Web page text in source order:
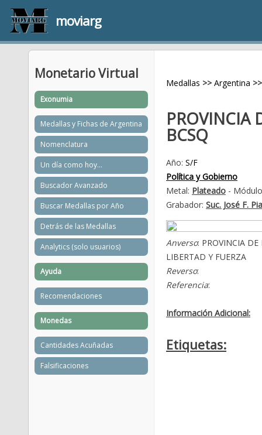
moviarg
Medallas >> Argentina >>
PROVINCIA
BCSQ
Año: S/F
Política y Gobierno
Metal: Plateado -
Grabador: Suc. José F.
Anverso: PROVINCIA DE
LIBERTAD Y FUERZA
Reverso:
Referencia:
Información Adicional:
Etiquetas:
Monetario Virtual
Exonumia
Medallas y Fichas de Argentina
Nomenclatura
Un día como hoy...
Buscador Avanzado
Buscar Medallas por Año
Detrás de las Medallas
Analytics (solo usuarios)
Ayuda
Recomendaciones
Monedas
Cantidades Acuñadas
Falsificaciones